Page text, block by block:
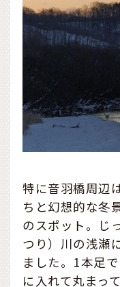
特に音羽橋周辺
ちと幻想的な冬
のスポット。じ
つり）川の浅瀬
ました。1本足
に入れて丸まっ